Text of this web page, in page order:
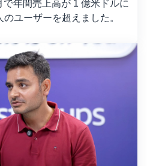
年間売上高が 1 億米ドルに
ユーザーを超えました。